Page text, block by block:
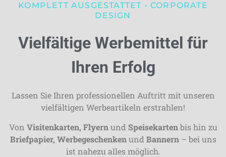
KOMPLETT AUSGESTATTET - CORPORATE
DESIGN
Vielfältige Werbemittel für
Ihren Erfolg
Lassen Sie Ihren professionellen Auftritt mit unseren
vielfältigen Werbeartikeln erstrahlen!
Von Visitenkarten, Flyernund Speisekartenbis hin zu
Briefpapier, Werbegeschenkenund Bannern– bei uns
ist nahezu alles möglich.